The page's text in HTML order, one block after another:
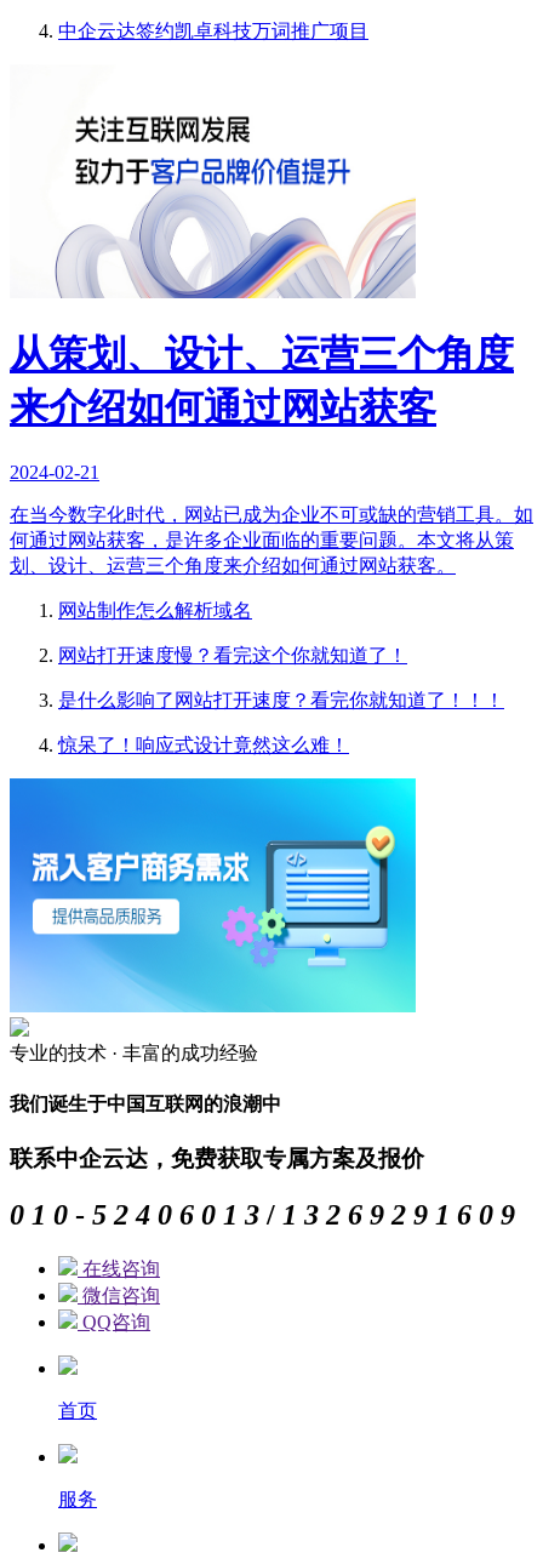
中企云达签约凯卓科技万词推广项目
从策划、设计、运营三个角度
来介绍如何通过网站获客
2024-02-21
在当今数字化时代，网站已成为企业不可或缺的营销工具。如
何通过网站获客，是许多企业面临的重要问题。本文将从策
划、设计、运营三个角度来介绍如何通过网站获客。
网站制作怎么解析域名
网站打开速度慢？看完这个你就知道了！
是什么影响了网站打开速度？看完你就知道了！！！
惊呆了！响应式设计竟然这么难！
专业的技术 · 丰富的成功经验
我们诞生于中国互联网的浪潮中
联系中企云达，免费获取专属方案及报价
0 1 0 - 5 2 4 0 6 0 1 3 / 1 3 2 6 9 2 9 1 6 0 9
在线咨询
微信咨询
QQ咨询
首页
服务